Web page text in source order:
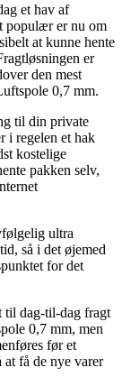
et hav af
populær er nu om
at kunne hente
er
den mest
0,7 mm.
til din private
i regelen et hak
kostelige
pakken selv,
ultra
så i det øjemed
for det
til dag-til-dag fragt
0,7 mm, men
før et
at få de nye varer